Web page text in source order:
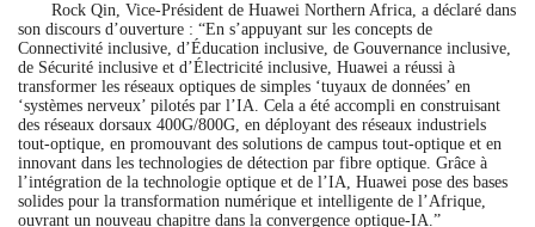
Rock Qin, Vice-Président de Huawei Northern Africa, a déclaré dans
son discours d’ouverture : “En s’appuyant sur les concepts de
Connectivité inclusive, d’Éducation inclusive, de Gouvernance inclusive,
de Sécurité inclusive et d’Électricité inclusive, Huawei a réussi à
transformer les réseaux optiques de simples ‘tuyaux de données’ en
‘systèmes nerveux’ pilotés par l’IA. Cela a été accompli en construisant
des réseaux dorsaux 400G/800G, en déployant des réseaux industriels
tout-optique, en promouvant des solutions de campus tout-optique et en
innovant dans les technologies de détection par fibre optique. Grâce à
l’intégration de la technologie optique et de l’IA, Huawei pose des bases
solides pour la transformation numérique et intelligente de l’Afrique,
ouvrant un nouveau chapitre dans la convergence optique-IA.”